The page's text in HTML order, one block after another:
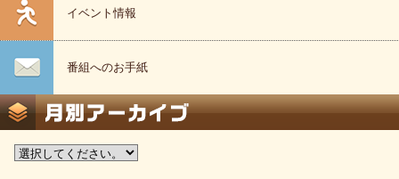
イベント情報
番組へのお手紙